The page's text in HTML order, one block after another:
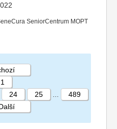
SeniorCentrum MOPT
23 489
1
24 25
489